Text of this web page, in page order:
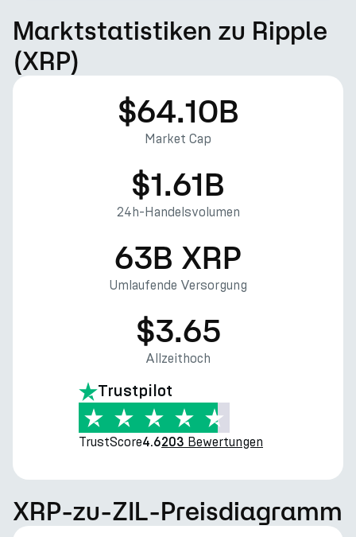
Marktstatistiken zu Ripple
(XRP)
$64.10B
Market Cap
$1.61B
24h-Handelsvolumen
63B XRP
Umlaufende Versorgung
$3.65
Allzeithoch
Trustpilot
TrustScore4.6203 Bewertungen
XRP-zu-ZIL-Preisdiagramm